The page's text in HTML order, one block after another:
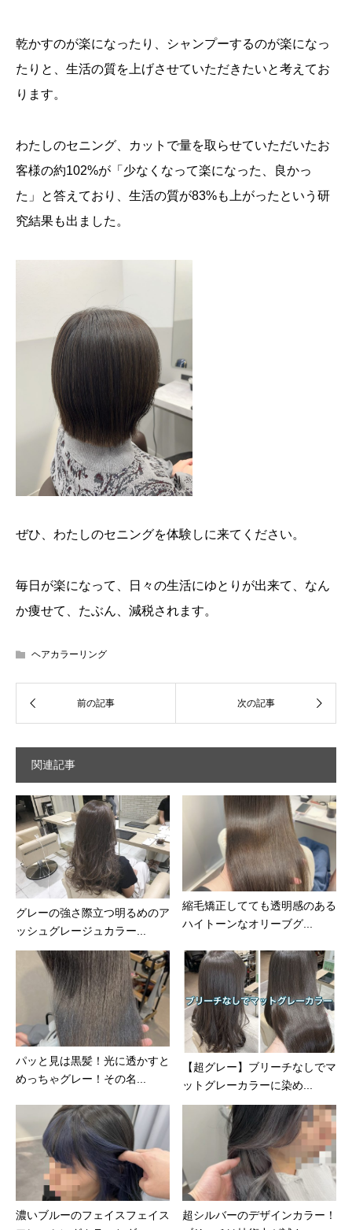
乾かすのが楽になったり、シャンプーするのが楽になっ
たりと、生活の質を上げさせていただきたいと考えてお
ります。
わたしのセニング、カットで量を取らせていただいたお
客様の約102%が「少なくなって楽になった、良かっ
た」と答えており、生活の質が83%も上がったという研
究結果も出ました。
ぜひ、わたしのセニングを体験しに来てください。
毎日が楽になって、日々の生活にゆとりが出来て、なん
か痩せて、たぶん、減税されます。
ヘアカラーリング
関連記事
グレーの強さ際立つ明るめのア
ッシュグレージュカラー...
縮毛矯正してても透明感のある
ハイトーンなオリーブグ...
パッと見は黒髪！光に透かすと
めっちゃグレー！その名...
【超グレー】ブリーチなしでマ
ットグレーカラーに染め...
濃いブルーのフェイスフェイス
超シルバーのデザインカラー！